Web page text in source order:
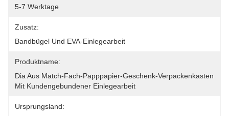
5-7 Werktage
Zusatz:
Bandbügel Und EVA-Einlegearbeit
Produktname:
Dia Aus Match-Fach-Papppapier-Geschenk-Verpackenkasten
Mit Kundengebundener Einlegearbeit
Ursprungsland: